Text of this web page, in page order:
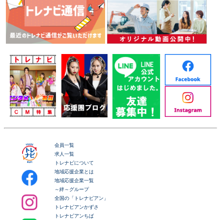
会員一覧
求人一覧
トレナビについて
地域応援企業とは
地域応援企業一覧
～絆～グループ
全国の「トレナビアン」
トレナビアンかずさ
トレナビアンちば